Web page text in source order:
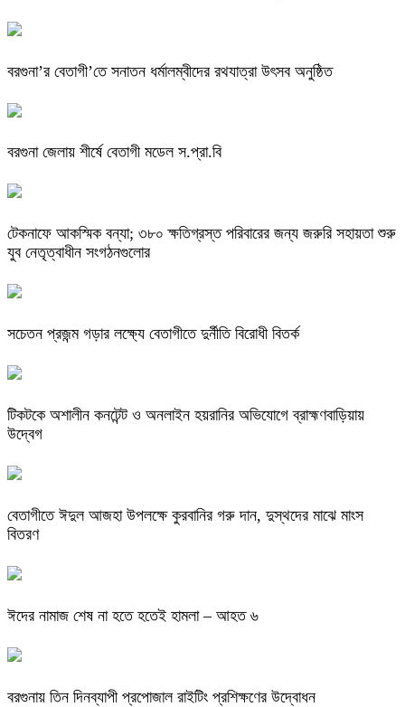
বরগুনা’র বেতাগী’তে সনাতন ধর্মালম্বীদের রথযাত্রা উৎসব অনুষ্ঠিত
বরগুনা জেলায় শীর্ষে বেতাগী মডেল স.প্রা.বি
টেকনাফে আকস্মিক বন্যা; ৩৮০ ক্ষতিগ্রস্ত পরিবারের জন্য জরুরি সহায়তা শুরু
যুব নেতৃত্বাধীন সংগঠনগুলোর
সচেতন প্রজন্ম গড়ার লক্ষ্যে বেতাগীতে দুর্নীতি বিরোধী বিতর্ক
টিকটকে অশালীন কনটেন্ট ও অনলাইন হয়রানির অভিযোগে ব্রাহ্মণবাড়িয়ায়
উদ্বেগ
বেতাগীতে ঈদুল আজহা উপলক্ষে কুরবানির গরু দান, দুস্থদের মাঝে মাংস
বিতরণ
ঈদের নামাজ শেষ না হতে হতেই হামলা – আহত ৬
বরগুনায় তিন দিনব্যাপী প্রপোজাল রাইটিং প্রশিক্ষণের উদ্বোধন